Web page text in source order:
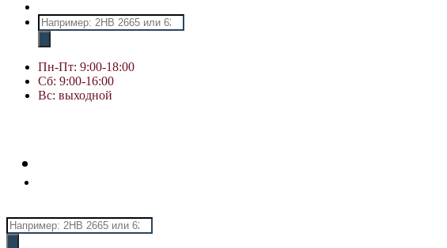
Поиск
товаров
Пн-Пт: 9:00-18:00
Сб: 9:00-16:00
Вс: выходной
Поиск
товаров